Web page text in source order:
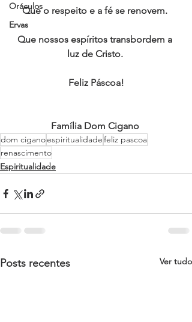
Oráculos
Ervas
Que o respeito e a fé se renovem.
Que nossos espíritos transbordem a
luz de Cristo.
Feliz Páscoa!
Família Dom Cigano
dom ciganoespiritualidadefeliz pascoa
renascimento
Espiritualidade
Posts recentes Ver tudo